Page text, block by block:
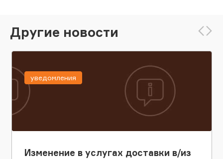
Другие новости
Изменение в услугах доставки в/из
уведомления